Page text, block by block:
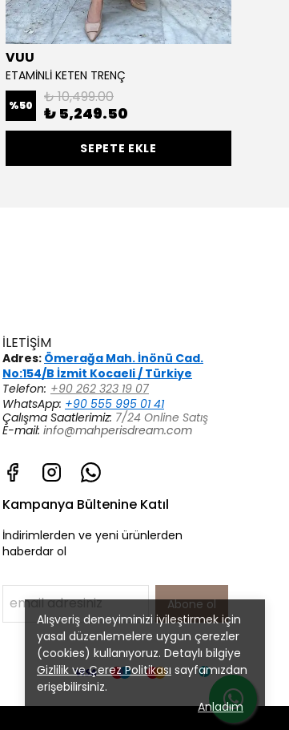
Alışveriş deneyiminizi iyileştirmek için
yasal düzenlemelere uygun çerezler
(cookies) kullanıyoruz. Detaylı bilgiye
Gizlilik ve Çerez Politikası sayfamızdan
erişebilirsiniz.
Anladım
VUU
ETAMİNLİ KETEN TRENÇ
%50 ₺ 10,499.00
₺ 5,249.50
SEPETE EKLE
İLETİŞİM
Adres: Ömerağa Mah. İnönü Cad.
No:154/B İzmit Kocaeli / Türkiye
Telefon: +90 262 323 19 07
WhatsApp: +90 555 995 01 41
Çalışma Saatlerimiz: 7/24 Online Satış
E-mail: info@mahperisdream.com
Kampanya Bültenine Katıl
İndirimlerden ve yeni ürünlerden
haberdar ol
Abone ol